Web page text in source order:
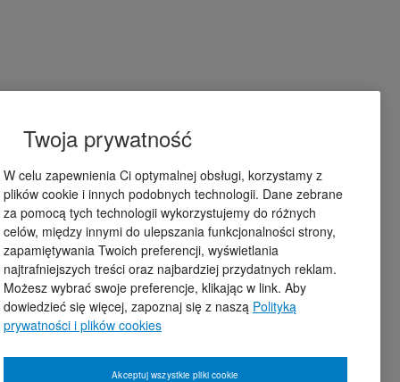
Twoja prywatność
W celu zapewnienia Ci optymalnej obsługi, korzystamy z
plików cookie i innych podobnych technologii. Dane zebrane
za pomocą tych technologii wykorzystujemy do różnych
celów, między innymi do ulepszania funkcjonalności strony,
zapamiętywania Twoich preferencji, wyświetlania
najtrafniejszych treści oraz najbardziej przydatnych reklam.
Możesz wybrać swoje preferencje, klikając w link. Aby
dowiedzieć się więcej, zapoznaj się z naszą Polityką
prywatności i plików cookies
Akceptuj wszystkie pliki cookie